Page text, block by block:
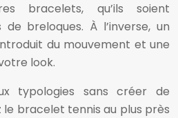
bracelets, qu’ils soient
breloques. À l’inverse, un
du mouvement et une
look.
typologies sans créer de
le bracelet tennis au plus près